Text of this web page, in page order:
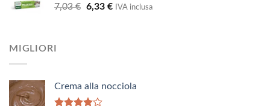
era:
è:
7,03€ Il
6,33 €IlIVA inclusa
MIGLIORI
Crema alla nocciola